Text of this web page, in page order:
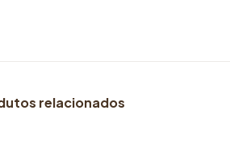
relacionados